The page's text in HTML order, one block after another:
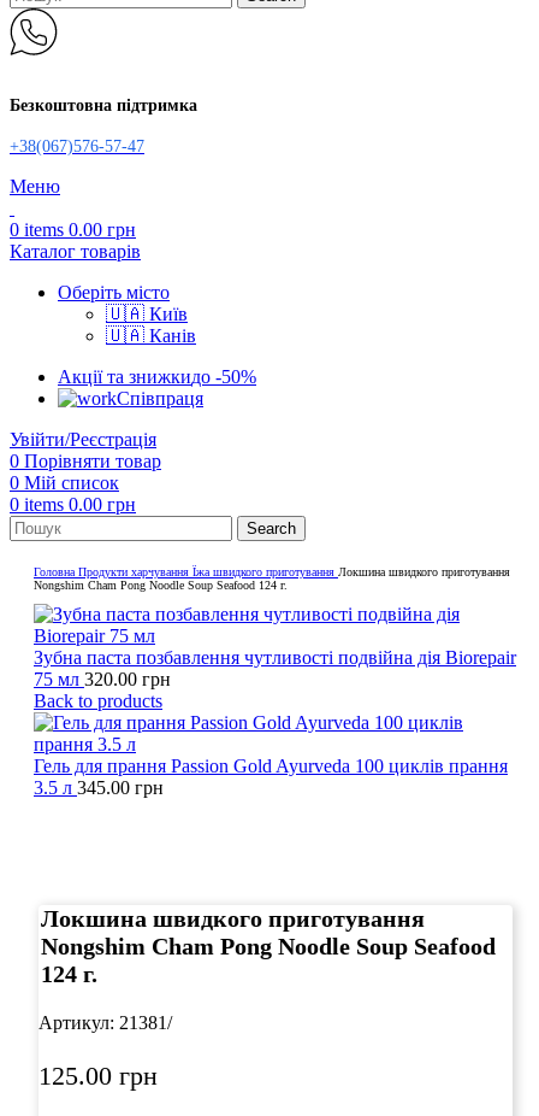
Безкоштовна підтримка
+38(067)576-57-47
Меню
0 items 0.00 грн
Каталог товарів
Оберіть місто
🇺🇦 Київ
🇺🇦 Канів
Акції та знижкидо -50%
Співпраця
Увійти/Реєстрація
0 Порівняти товар
0 Мій список
0 items 0.00 грн
Search
Головна Продукти харчування Їжа швидкого приготування Локшина швидкого приготування
Nongshim Cham Pong Noodle Soup Seafood 124 г.
Зубна паста позбавлення чутливості подвійна дія Biorepair
75 мл 320.00 грн
Back to products
Гель для прання Passion Gold Ayurveda 100 циклів прання
3.5 л 345.00 грн
Локшина швидкого приготування
Nongshim Cham Pong Noodle Soup Seafood
124 г.
Артикул: 21381/
125.00 грн